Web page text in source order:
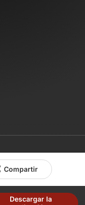
Compartir
Descargar la